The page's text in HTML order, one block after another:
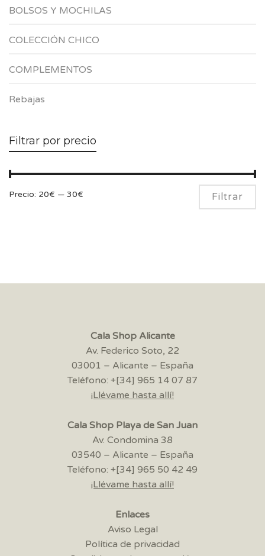
BOLSOS Y MOCHILAS
COLECCIÓN CHICO
COMPLEMENTOS
Rebajas
Filtrar por precio
Filtrar
Precio: 20€ — 30€
Cala Shop Alicante
Av. Federico Soto, 22
03001 – Alicante – España
Teléfono: +[34] 965 14 07 87
¡Llévame hasta allí!
Cala Shop Playa de San Juan
Av. Condomina 38
03540 – Alicante – España
Teléfono: +[34] 965 50 42 49
¡Llévame hasta allí!
Enlaces
Aviso Legal
Política de privacidad